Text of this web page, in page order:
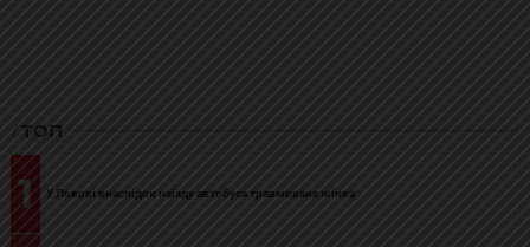
ТОП
1 У Львові внаслідок наїзду автобуса травмована жінка